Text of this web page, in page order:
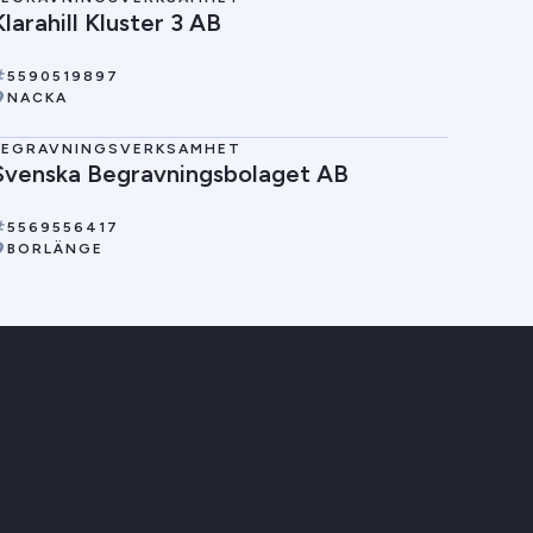
Kluster 3 AB
5590519897
NACKA
Begravningsbolaget AB
5569556417
BORLÄNGE